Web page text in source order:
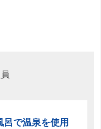
で温泉を使用